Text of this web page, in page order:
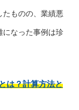
ものの、業績悪
になった事例は珍
は？計算方法と